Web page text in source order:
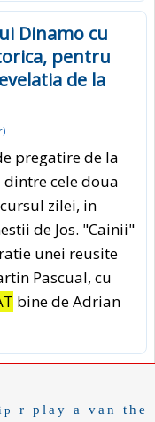
Dinamo cu
pentru
de la
)
pregatire de la
cele doua
zilei, in
de Jos. "Cainii"
unei reusite
Pascual, cu
bine de Adrian
r play a van
the